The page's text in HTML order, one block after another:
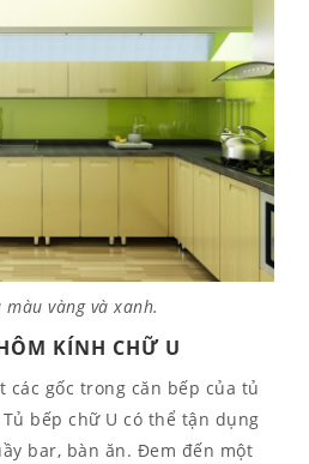
vàng và xanh.
KÍNH CHỮ U
các gốc trong căn bếp của tủ
bếp chữ U có thể tận dụng
bar, bàn ăn. Đem đến một